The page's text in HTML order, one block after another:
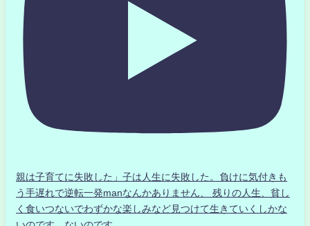
親は子育てに失敗した」子は人生に失敗した。負けに気付きも
う手遅れで逆転一発manなんかありません、 残りの人生、貧し
く食いつないでわずかな楽しみなど見つけて生きていくしかな